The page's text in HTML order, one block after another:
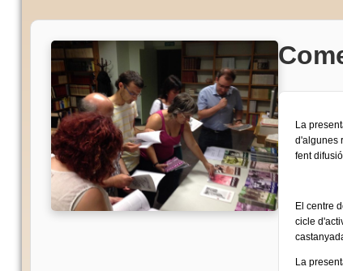
La
d'algunes
fent
El centre
cicle
La